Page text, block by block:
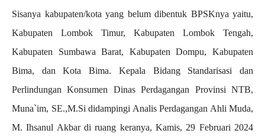
Sisanya kabupaten/kota yang belum dibentuk BPSKnya yaitu,
Kabupaten Lombok Timur, Kabupaten Lombok Tengah,
Kabupaten Sumbawa Barat, Kabupaten Dompu, Kabupaten
Bima, dan Kota Bima. Kepala Bidang Standarisasi dan
Perlindungan Konsumen Dinas Perdagangan Provinsi NTB,
Muna`im, SE.,M.Si didampingi Analis Perdagangan Ahli Muda,
M. Ihsanul Akbar di ruang keranya, Kamis, 29 Februari 2024